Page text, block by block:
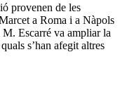
provenen de les
a Roma i a Nàpols
Escarré va ampliar la
s’han afegit altres